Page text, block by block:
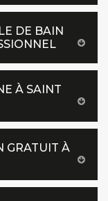
DE BAIN
À SAINT
GRATUIT À